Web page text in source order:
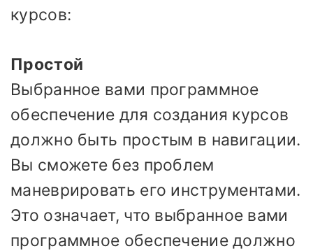
курсов:
Простой
Выбранное вами программное
обеспечение для создания курсов
должно быть простым в навигации.
Вы сможете без проблем
маневрировать его инструментами.
Это означает, что выбранное вами
программное обеспечение должно